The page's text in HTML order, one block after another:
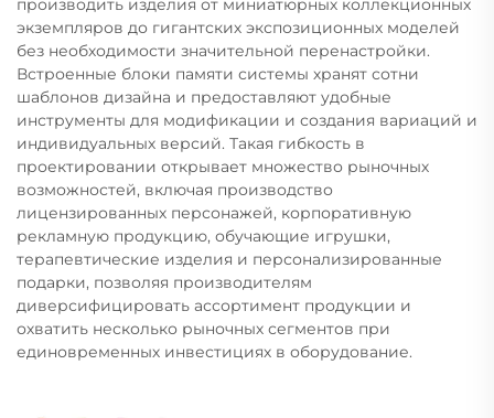
производить изделия от миниатюрных коллекционных
экземпляров до гигантских экспозиционных моделей
без необходимости значительной перенастройки.
Встроенные блоки памяти системы хранят сотни
шаблонов дизайна и предоставляют удобные
инструменты для модификации и создания вариаций и
индивидуальных версий. Такая гибкость в
проектировании открывает множество рыночных
возможностей, включая производство
лицензированных персонажей, корпоративную
рекламную продукцию, обучающие игрушки,
терапевтические изделия и персонализированные
подарки, позволяя производителям
диверсифицировать ассортимент продукции и
охватить несколько рыночных сегментов при
единовременных инвестициях в оборудование.